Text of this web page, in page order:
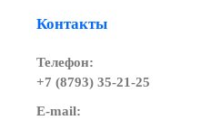
Контакты
Телефон:
+7 (8793) 35-21-25
E-mail: